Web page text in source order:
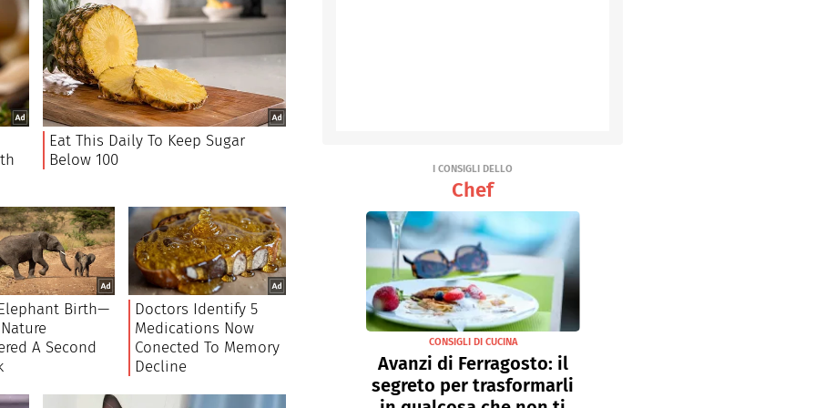
I CONSIGLI DELLO
Chef
CONSIGLI DI CUCINA
Avanzi di Ferragosto: il
segreto per trasformarli